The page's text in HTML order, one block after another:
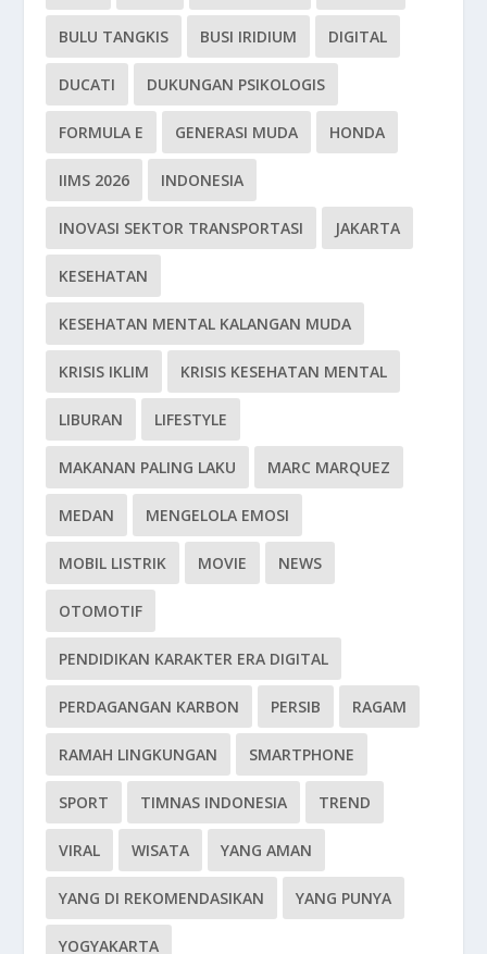
BULU TANGKIS BUSI IRIDIUM DIGITAL
DUCATI DUKUNGAN PSIKOLOGIS
FORMULA E GENERASI MUDA HONDA
IIMS 2026 INDONESIA
INOVASI SEKTOR TRANSPORTASI JAKARTA
KESEHATAN
KESEHATAN MENTAL KALANGAN MUDA
KRISIS IKLIM KRISIS KESEHATAN MENTAL
LIBURAN LIFESTYLE
MAKANAN PALING LAKU MARC MARQUEZ
MEDAN MENGELOLA EMOSI
MOBIL LISTRIK MOVIE NEWS
OTOMOTIF
PENDIDIKAN KARAKTER ERA DIGITAL
PERDAGANGAN KARBON PERSIB RAGAM
RAMAH LINGKUNGAN SMARTPHONE
SPORT TIMNAS INDONESIA TREND
VIRAL WISATA YANG AMAN
YANG DI REKOMENDASIKAN YANG PUNYA
YOGYAKARTA